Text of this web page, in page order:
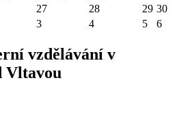
27 28 29 30
3 4 5 6
vzdělávání v
Vltavou